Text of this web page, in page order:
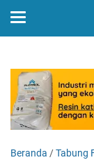
Beranda /Tabung